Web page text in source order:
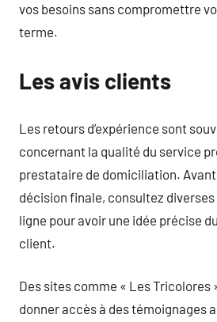
vos besoins sans compromettre
terme.
Les avis clients
Les retours d’expérience sont
concernant la qualité du service
prestataire de domiciliation.
décision finale, consultez diverses
ligne pour avoir une idée précise
client.
Des sites comme « Les Tricolores
donner accès à des témoignages